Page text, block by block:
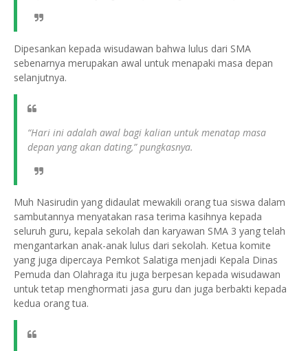
Dipesankan kepada wisudawan bahwa lulus dari SMA
sebenarnya merupakan awal untuk menapaki masa depan
selanjutnya.
“Hari ini adalah awal bagi kalian untuk menatap masa
depan yang akan dating,” pungkasnya.
Muh Nasirudin yang didaulat mewakili orang tua siswa dalam
sambutannya menyatakan rasa terima kasihnya kepada
seluruh guru, kepala sekolah dan karyawan SMA 3 yang telah
mengantarkan anak-anak lulus dari sekolah. Ketua komite
yang juga dipercaya Pemkot Salatiga menjadi Kepala Dinas
Pemuda dan Olahraga itu juga berpesan kepada wisudawan
untuk tetap menghormati jasa guru dan juga berbakti kepada
kedua orang tua.